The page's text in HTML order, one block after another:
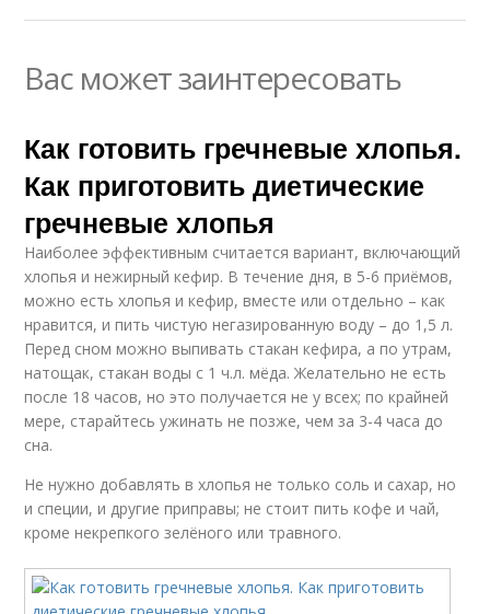
Вас может заинтересовать
Как готовить гречневые хлопья.
Как приготовить диетические
гречневые хлопья
Наиболее эффективным считается вариант, включающий
хлопья и нежирный кефир. В течение дня, в 5-6 приёмов,
можно есть хлопья и кефир, вместе или отдельно – как
нравится, и пить чистую негазированную воду – до 1,5 л.
Перед сном можно выпивать стакан кефира, а по утрам,
натощак, стакан воды с 1 ч.л. мёда. Желательно не есть
после 18 часов, но это получается не у всех; по крайней
мере, старайтесь ужинать не позже, чем за 3-4 часа до
сна.
Не нужно добавлять в хлопья не только соль и сахар, но
и специи, и другие приправы; не стоит пить кофе и чай,
кроме некрепкого зелёного или травного.